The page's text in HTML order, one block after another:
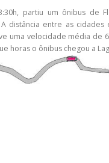
partiu um ônibus de
distância entre as
uma velocidade média de
horas o ônibus chegou a